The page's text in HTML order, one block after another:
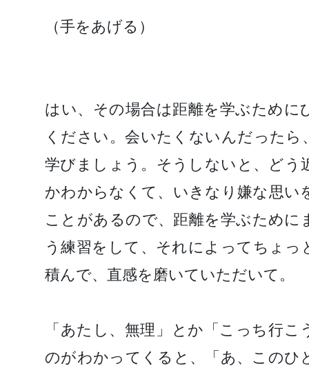
（手をあげる）
はい、その場合は距離を学ぶために
ください。会いたくないんだったら
学びましょう。そうしないと、どう
かわからなくて、いきなり嫌な思い
ことがあるので、距離を学ぶために
う練習をして、それによってちょっ
積んで、直感を磨いていただいて。
「あたし、無理」とか「こっち行こ
のがわかってくると、「あ、このひ